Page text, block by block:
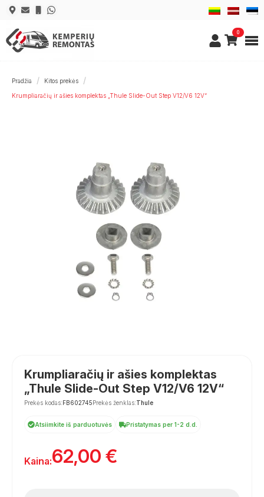
0
Pradžia Kitos prekės
Krumpliaračių ir ašies komplektas „Thule Slide-Out Step V12/V6 12V“
Krumpliaračių ir ašies komplektas
„Thule Slide-Out Step V12/V6 12V“
Prekės kodas:FB602745Prekės ženklas:Thule
Atsiimkite iš parduotuvės Pristatymas per 1-2 d.d.
Kaina:62,00 €